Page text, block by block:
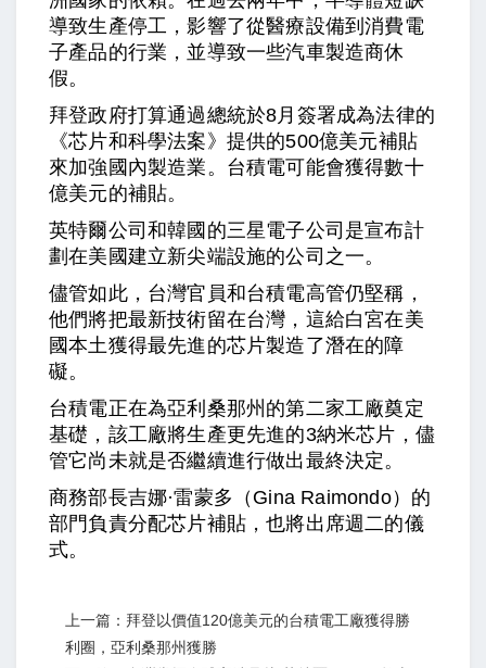
導致生產停工，影響了從醫療設備到消費電
子產品的行業，並導致一些汽車製造商休
假。
拜登政府打算通過總統於8月簽署成為法律的
《芯片和科學法案》提供的500億美元補貼
來加強國內製造業。台積電可能會獲得數十
億美元的補貼。
英特爾公司和韓國的三星電子公司是宣布計
劃在美國建立新尖端設施的公司之一。
儘管如此，台灣官員和台積電高管仍堅稱，
他們將把最新技術留在台灣，這給白宮在美
國本土獲得最先進的芯片製造了潛在的障
礙。
台積電正在為亞利桑那州的第二家工廠奠定
基礎，該工廠將生產更先進的3納米芯片，儘
管它尚未就是否繼續進行做出最終決定。
商務部長吉娜·雷蒙多（Gina Raimondo）的
部門負責分配芯片補貼，也將出席週二的儀
式。
上一篇：拜登以價值120億美元的台積電工廠獲得勝
利圈，亞利桑那州獲勝